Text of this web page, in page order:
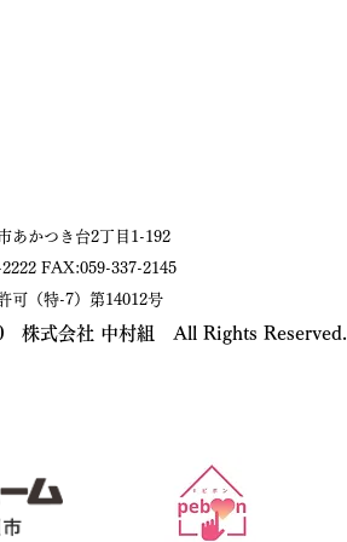
あかつき台2丁目1-192
FAX:059-337-2145
可（特-7）第14012号​
株式会社 中村組 All Rights Reserved.